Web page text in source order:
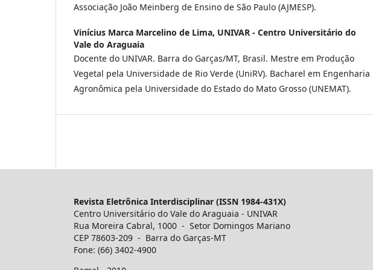
Associação João Meinberg de Ensino de São Paulo (AJMESP).
Vinícius Marca Marcelino de Lima, UNIVAR - Centro Universitário do
Vale do Araguaia
Docente do UNIVAR. Barra do Garças/MT, Brasil. Mestre em Produção
Vegetal pela Universidade de Rio Verde (UniRV). Bacharel em Engenharia
Agronômica pela Universidade do Estado do Mato Grosso (UNEMAT).
Revista Eletrônica Interdisciplinar (ISSN 1984-431X)
Centro Universitário do Vale do Araguaia - UNIVAR
Rua Moreira Cabral, 1000 - Setor Domingos Mariano
CEP 78603-209 - Barra do Garças-MT
Fone: (66) 3402-4900